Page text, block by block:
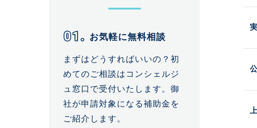
お気軽に無料相談
まずはどうすればいいの？初
めてのご相談はコンシェルジ
ュ窓口で受付いたします。御
社が申請対象になる補助金を
ご紹介します。